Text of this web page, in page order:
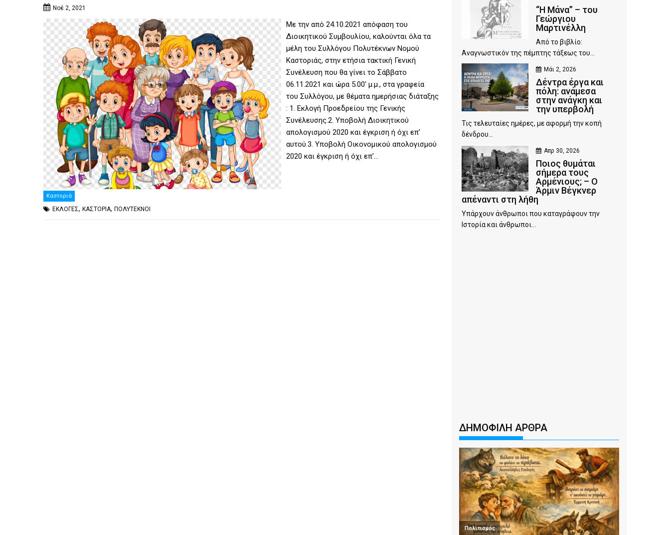
Νοέ 2, 2021
Με την από 24.10.2021 απόφαση του
Διοικητικού Συμβουλίου, καλούνται όλα τα
μέλη του Συλλόγου Πολυτέκνων Νομού
Καστοριάς, στην ετήσια τακτική Γενική
Συνέλευση που θα γίνει το Σάββατο
06.11.2021 και ώρα 5.00′ μ.μ., στα γραφεία
του Συλλόγου, με θέματα ημερήσιας διάταξης
: 1. Εκλογή Προεδρείου της Γενικής
Συνέλευσης.2. Υποβολή Διοικητικού
απολογισμού 2020 και έγκριση ή όχι επ’
αυτού.3. Υποβολή Οικονομικού απολογισμού
2020 και έγκριση ή όχι επ’…
Καστοριά
ΕΚΛΟΓΕΣ, ΚΑΣΤΟΡΙΑ, ΠΟΛΥΤΕΚΝΟΙ
“Η Μάνα” – του
Γεώργιου
Μαρτινέλλη
Από το βιβλίο:
Αναγνωστικόν της πέμπτης τάξεως του...
Μάι 2, 2026
Δέντρα έργα και
πόλη: ανάμεσα
στην ανάγκη και
την υπερβολή
Τις τελευταίες ημέρες, με αφορμή την κοπή
δένδρου...
Απρ 30, 2026
Ποιος θυμάται
σήμερα τους
Αρμένιους; – Ο
Άρμιν Βέγκνερ
απέναντι στη λήθη
Υπάρχουν άνθρωποι που καταγράφουν την
Ιστορία και άνθρωποι...
ΔΗΜΟΦΙΛΗ ΑΡΘΡΑ